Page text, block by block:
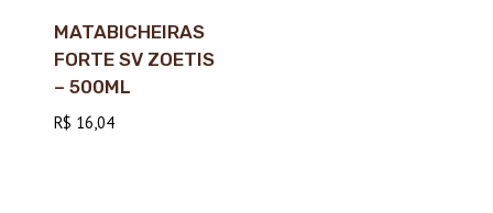
MATABICHEIRAS
FORTE SV ZOETIS
– 500ML
R$ 16,04